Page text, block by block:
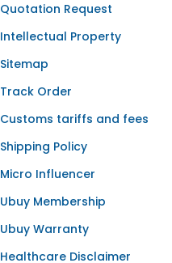
SLOT RESMI
SLOT88
Quotation Request
Intellectual Property
Sitemap
Track Order
Customs tariffs and fees
Shipping Policy
Micro Influencer
Ubuy Membership
Ubuy Warranty
Healthcare Disclaimer